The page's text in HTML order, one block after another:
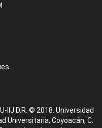
IIJ D.R. © 2018. Universidad
Universitaria, Coyoacán, C.